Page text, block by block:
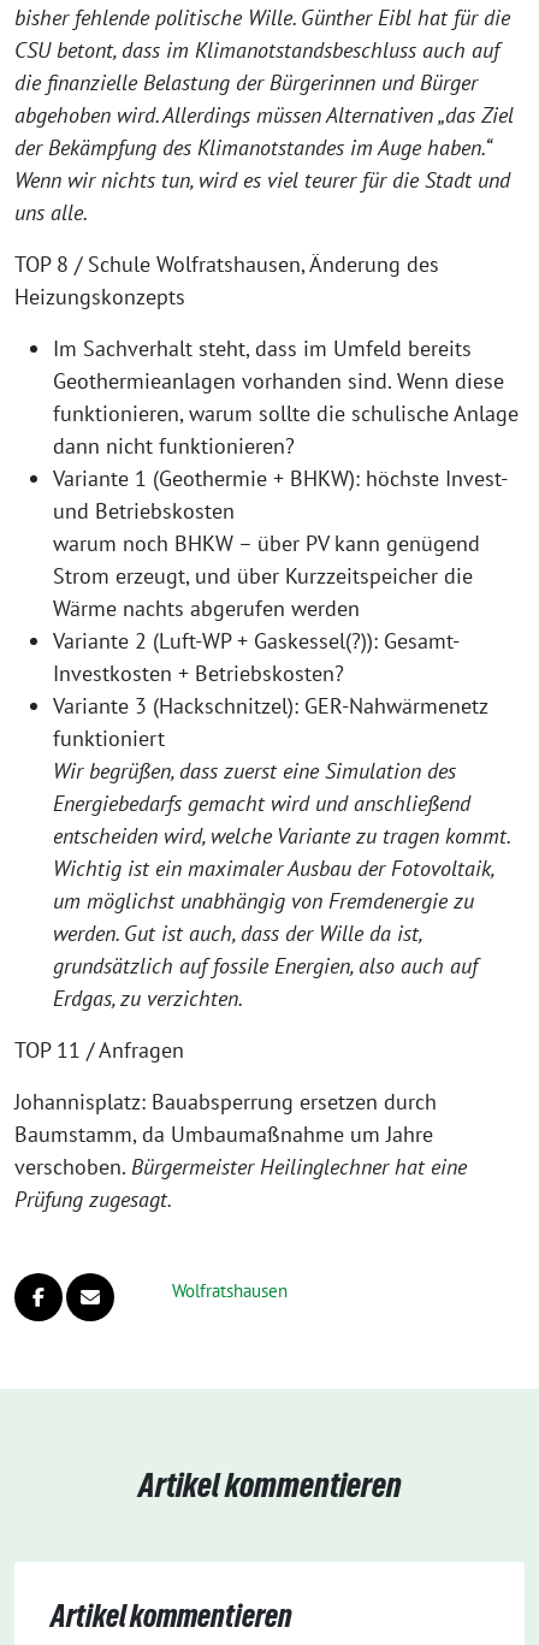
bisher fehlende politische Wille. Günther Eibl hat für die
CSU betont, dass im Klimanotstandsbeschluss auch auf
die finanzielle Belastung der Bürgerinnen und Bürger
abgehoben wird. Allerdings müssen Alternativen „das Ziel
der Bekämpfung des Klimanotstandes im Auge haben.“
Wenn wir nichts tun, wird es viel teurer für die Stadt und
uns alle.
TOP 8 / Schule Wolfratshausen, Änderung des
Heizungskonzepts
Im Sachverhalt steht, dass im Umfeld bereits
Geothermieanlagen vorhanden sind. Wenn diese
funktionieren, warum sollte die schulische Anlage
dann nicht funktionieren?
Variante 1 (Geothermie + BHKW): höchste Invest-
und Betriebskosten
warum noch BHKW – über PV kann genügend
Strom erzeugt, und über Kurzzeitspeicher die
Wärme nachts abgerufen werden
Variante 2 (Luft-WP + Gaskessel(?)): Gesamt-
Investkosten + Betriebskosten?
Variante 3 (Hackschnitzel): GER-Nahwärmenetz
funktioniert
Wir begrüßen, dass zuerst eine Simulation des
Energiebedarfs gemacht wird und anschließend
entscheiden wird, welche Variante zu tragen kommt.
Wichtig ist ein maximaler Ausbau der Fotovoltaik,
um möglichst unabhängig von Fremdenergie zu
werden. Gut ist auch, dass der Wille da ist,
grundsätzlich auf fossile Energien, also auch auf
Erdgas, zu verzichten.
TOP 11 / Anfragen
Johannisplatz: Bauabsperrung ersetzen durch
Baumstamm, da Umbaumaßnahme um Jahre
verschoben. Bürgermeister Heilinglechner hat eine
Prüfung zugesagt.
Wolfratshausen
Artikel kommentieren
Artikel kommentieren